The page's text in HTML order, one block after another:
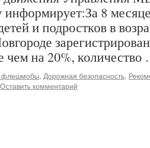
информирует:За 8
и подростков в
чем на 20%,
флешмобы, Дорожная безопасность,
Оставить комментарий